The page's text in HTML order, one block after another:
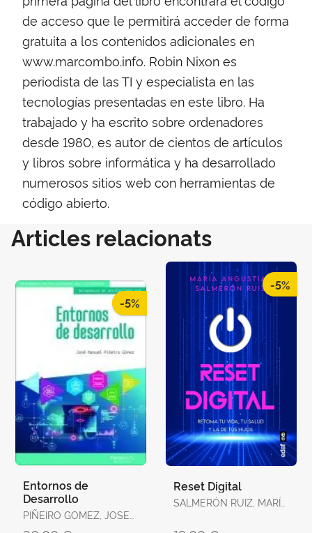
de acceso que le permitirá acceder de forma
gratuita a los contenidos adicionales en
www.marcombo.info. Robin Nixon es
periodista de las TI y especialista en las
tecnologías presentadas en este libro. Ha
trabajado y ha escrito sobre ordenadores
desde 1980, es autor de cientos de artículos
y libros sobre informática y ha desarrollado
numerosos sitios web con herramientas de
código abierto.
Articles relacionats
-5%
Entornos de
Desarrollo
PIÑEIRO GOMEZ, JOSE
-5%
Reset Digital
SALMERÓN RUIZ, MARÍA